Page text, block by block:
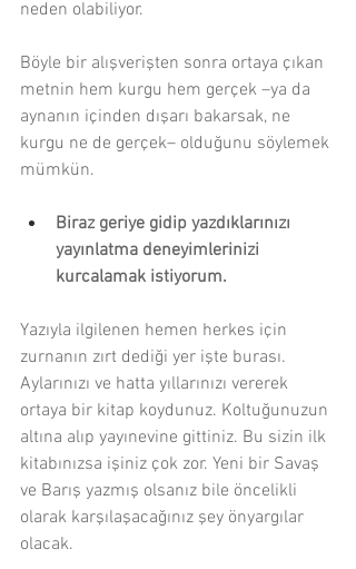
neden olabiliyor.
Böyle bir alışverişten sonra ortaya çıkan
metnin hem kurgu hem gerçek –ya da
aynanın içinden dışarı bakarsak, ne
kurgu ne de gerçek– olduğunu söylemek
mümkün.
Biraz geriye gidip yazdıklarınızı
yayınlatma deneyimlerinizi
kurcalamak istiyorum.
Yazıyla ilgilenen hemen herkes için
zurnanın zırt dediği yer işte burası.
Aylarınızı ve hatta yıllarınızı vererek
ortaya bir kitap koydunuz. Koltuğunuzun
altına alıp yayınevine gittiniz. Bu sizin ilk
kitabınızsa işiniz çok zor. Yeni bir Savaş
ve Barış yazmış olsanız bile öncelikli
olarak karşılaşacağınız şey önyargılar
olacak.